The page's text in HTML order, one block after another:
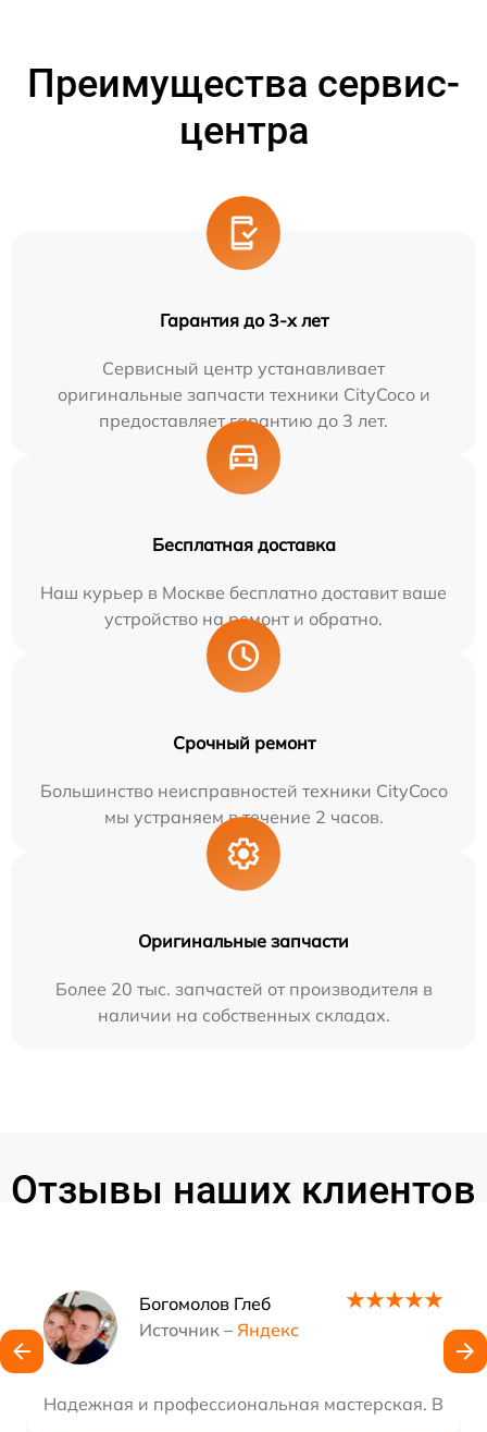
Преимущества сервис-
центра
Гарантия до 3-х лет
Сервисный центр устанавливает
оригинальные запчасти техники CityCoco и
предоставляет гарантию до 3 лет.
Бесплатная доставка
Наш курьер в Москве бесплатно доставит ваше
устройство на ремонт и обратно.
Срочный ремонт
Большинство неисправностей техники CityCoco
мы устраняем в течение 2 часов.
Оригинальные запчасти
Более 20 тыс. запчастей от производителя в
наличии на собственных складах.
Отзывы наших клиентов
Богомолов Глеб
Источник – Яндекс
Надежная и профессиональная мастерская. Все
Наши мастера